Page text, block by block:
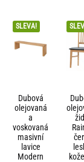
SLEVA!
Dubová
olejovaná
a
voskovaná
masivní
lavice
Modern